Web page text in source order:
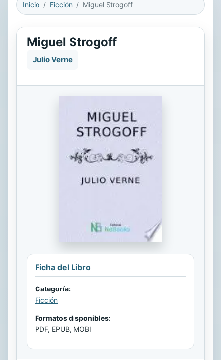
Inicio Ficción Miguel Strogoff
Miguel Strogoff
Julio Verne
Ficha del Libro
Categoría:
Ficción
Formatos disponibles:
PDF, EPUB, MOBI